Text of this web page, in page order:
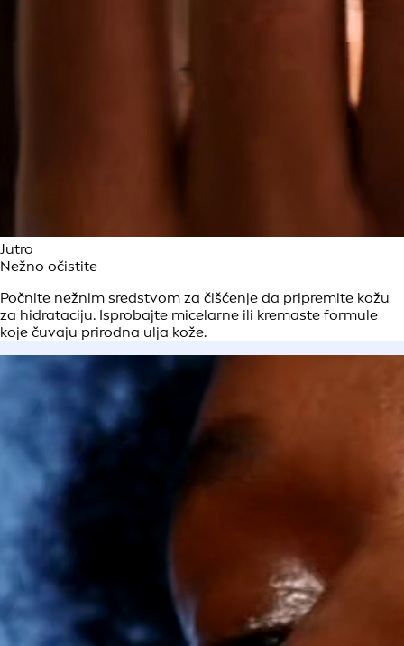
Jutro
Nežno očistite
Počnite nežnim sredstvom za čišćenje da pripremite kožu
za hidrataciju. Isprobajte micelarne ili kremaste formule
koje čuvaju prirodna ulja kože.